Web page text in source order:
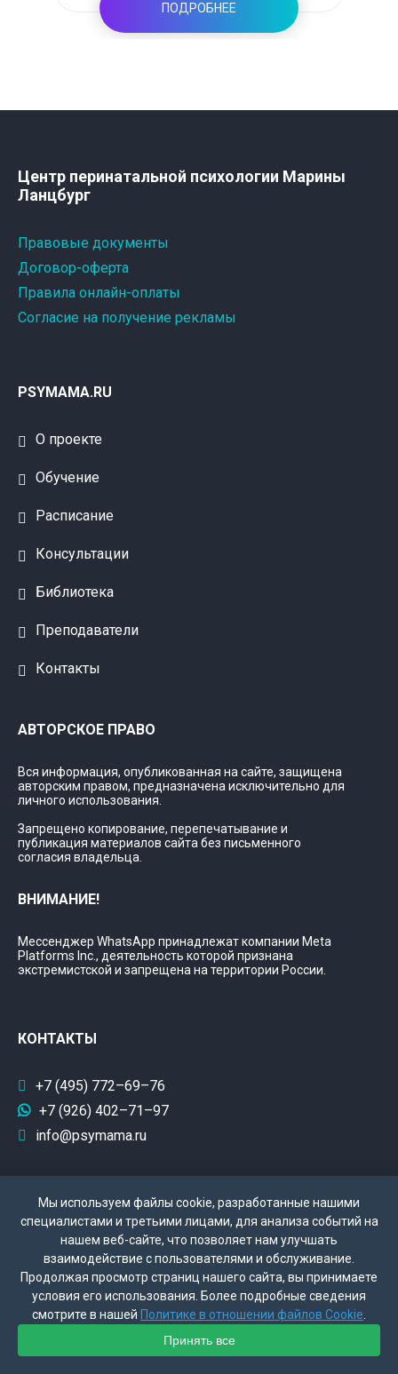
ПОДРОБНЕЕ
Центр перинатальной психологии Марины
Ланцбург
Правовые документы
Договор-оферта
Правила онлайн-оплаты
Согласие на получение рекламы
PSYMAMA.RU
О проекте
Обучение
Расписание
Консультации
Библиотека
Преподаватели
Контакты
АВТОРСКОЕ ПРАВО
Вся информация, опубликованная на сайте, защищена
авторским правом, предназначена исключительно для
личного использования.
Запрещено копирование, перепечатывание и
публикация материалов сайта без письменного
согласия владельца.
ВНИМАНИЕ!
Мессенджер WhatsApp принадлежат компании Meta
Platforms Inc., деятельность которой признана
экстремистской и запрещена на территории России.
КОНТАКТЫ
+7 (495) 772–69–76
+7 (926) 402–71–97
info@psymama.ru
Политика конфиденциальности
Поддержка сайта - Колесников Д.Б.
Мы используем файлы cookie, разработанные нашими
специалистами и третьими лицами, для анализа событий на
нашем веб-сайте, что позволяет нам улучшать
взаимодействие с пользователями и обслуживание.
Продолжая просмотр страниц нашего сайта, вы принимаете
условия его использования. Более подробные сведения
смотрите в нашей Политике в отношении файлов Cookie
Принять все